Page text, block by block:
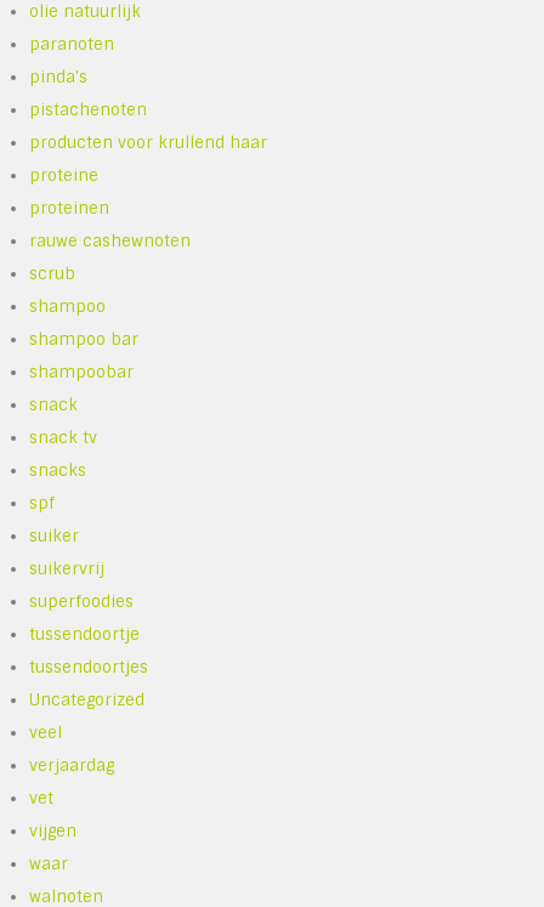
olie natuurlijk
paranoten
pinda's
pistachenoten
producten voor krullend haar
proteine
proteinen
rauwe cashewnoten
scrub
shampoo
shampoo bar
shampoobar
snack
snack tv
snacks
spf
suiker
suikervrij
superfoodies
tussendoortje
tussendoortjes
Uncategorized
veel
verjaardag
vet
vijgen
waar
walnoten